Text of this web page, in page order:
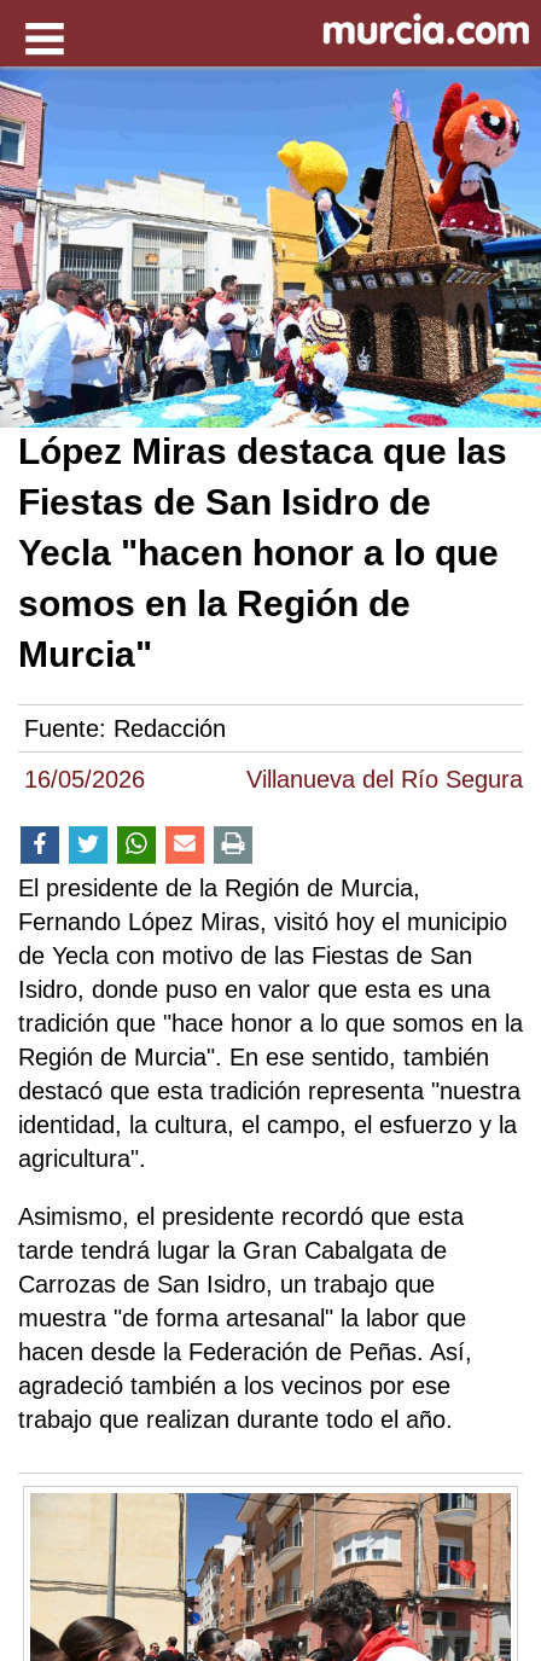
16/05/2026 Villanueva del Río Segura
López Miras destaca que las
Fiestas de San Isidro de
Yecla "hacen honor a lo que
somos en la Región de
Murcia"
Fuente: Redacción
El presidente de la Región de Murcia,
Fernando López Miras, visitó hoy el municipio
de Yecla con motivo de las Fiestas de San
Isidro, donde puso en valor que esta es una
tradición que "hace honor a lo que somos en la
Región de Murcia". En ese sentido, también
destacó que esta tradición representa "nuestra
identidad, la cultura, el campo, el esfuerzo y la
agricultura".
Asimismo, el presidente recordó que esta
tarde tendrá lugar la Gran Cabalgata de
Carrozas de San Isidro, un trabajo que
muestra "de forma artesanal" la labor que
hacen desde la Federación de Peñas. Así,
agradeció también a los vecinos por ese
trabajo que realizan durante todo el año.